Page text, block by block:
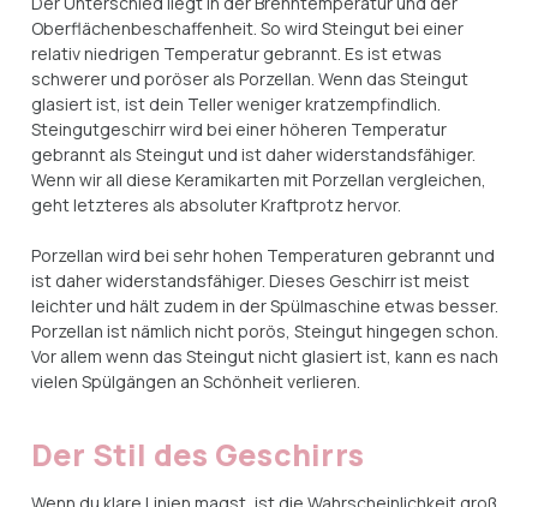
Oberflächenbeschaffenheit. So wird Steingut bei einer
relativ niedrigen Temperatur gebrannt. Es ist etwas
schwerer und poröser als Porzellan. Wenn das Steingut
glasiert ist, ist dein Teller weniger kratzempfindlich.
Steingutgeschirr wird bei einer höheren Temperatur
gebrannt als Steingut und ist daher widerstandsfähiger.
Wenn wir all diese Keramikarten mit Porzellan vergleichen,
geht letzteres als absoluter Kraftprotz hervor.
Porzellan wird bei sehr hohen Temperaturen gebrannt und
ist daher widerstandsfähiger. Dieses Geschirr ist meist
leichter und hält zudem in der Spülmaschine etwas besser.
Porzellan ist nämlich nicht porös, Steingut hingegen schon.
Vor allem wenn das Steingut nicht glasiert ist, kann es nach
vielen Spülgängen an Schönheit verlieren.
Der Stil des Geschirrs